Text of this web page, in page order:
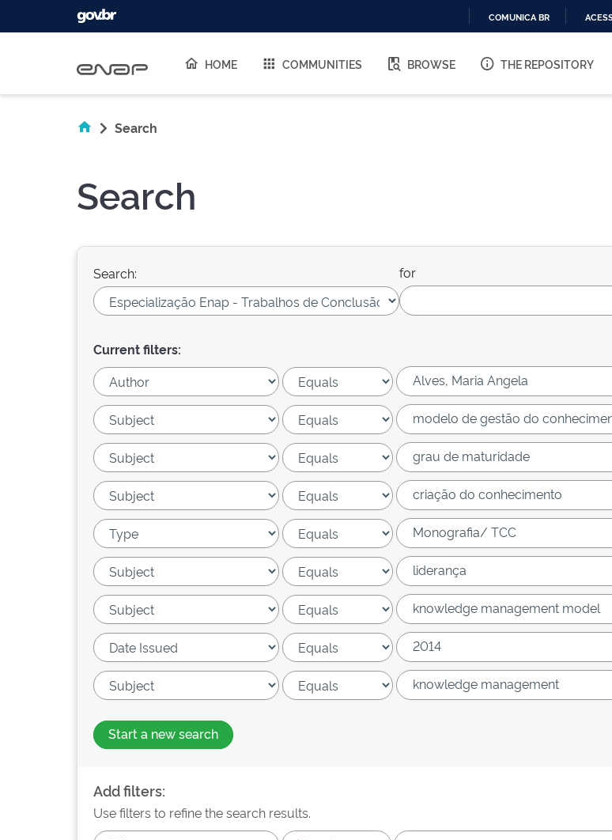
O
COMUNICA BR
HOME COMMUNITIES BROWSE THE REPOSITORY
Search
Search
Search: for
Current filters:
Start a new search
Add filters:
Use filters to refine the search results.